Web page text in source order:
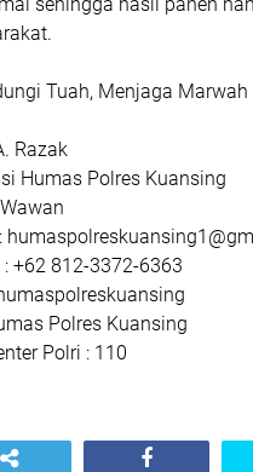
Tuah, Menjaga Marwah
Razak
Humas Polres Kuansing
: +62 812-3372-6363
Polres Kuansing
Polri : 110